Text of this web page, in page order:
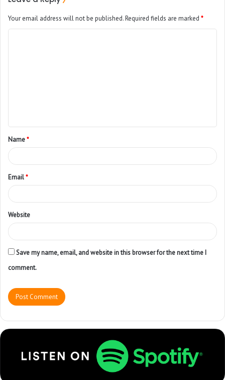
Your email address will not be published.Required fields are marked *
Name*
Email*
Website
Save my name, email, and website in this browser for the next time I
comment.